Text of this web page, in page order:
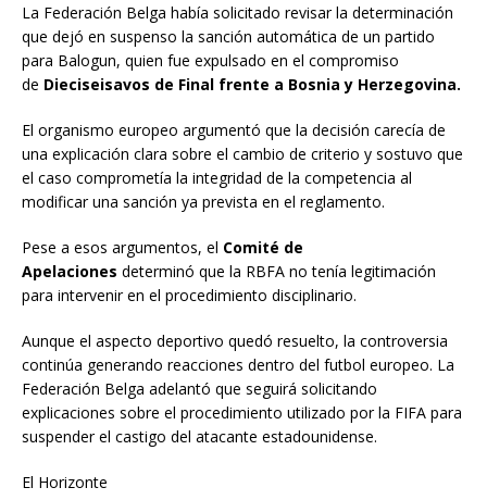
La Federación Belga había solicitado revisar la determinación
que dejó en suspenso la sanción automática de un partido
para Balogun, quien fue expulsado en el compromiso
de Dieciseisavos de Final frente a Bosnia y Herzegovina.
El organismo europeo argumentó que la decisión carecía de
una explicación clara sobre el cambio de criterio y sostuvo que
el caso comprometía la integridad de la competencia al
modificar una sanción ya prevista en el reglamento.
Pese a esos argumentos, el Comité de
Apelaciones determinó que la RBFA no tenía legitimación
para intervenir en el procedimiento disciplinario.
Aunque el aspecto deportivo quedó resuelto, la controversia
continúa generando reacciones dentro del futbol europeo. La
Federación Belga adelantó que seguirá solicitando
explicaciones sobre el procedimiento utilizado por la FIFA para
suspender el castigo del atacante estadounidense.
El Horizonte